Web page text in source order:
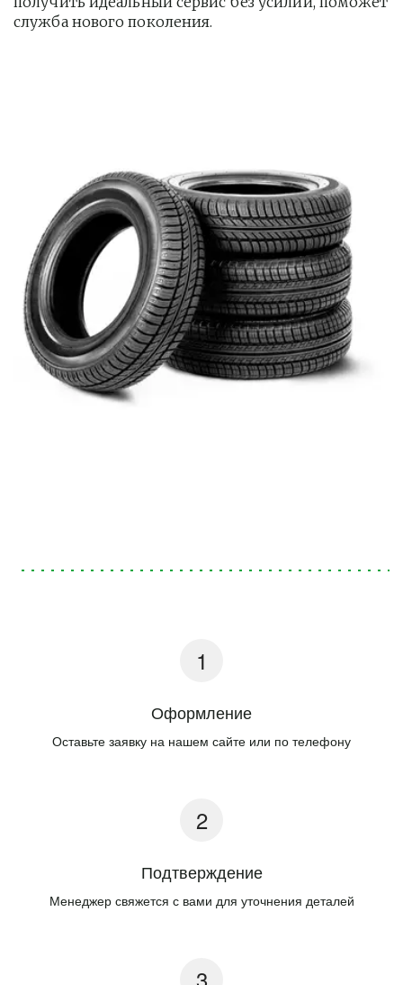
служба нового поколения.
Оформление
Оставьте заявку на нашем сайте или по телефону
Подтверждение
Менеджер свяжется с вами для уточнения деталей